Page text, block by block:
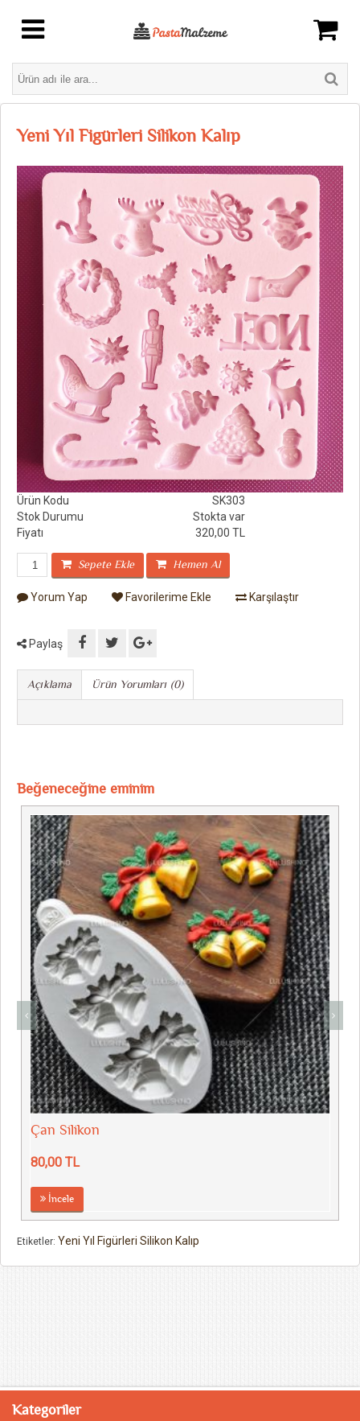
Yeni Yıl Figürleri Silikon Kalıp
Ürün Kodu
SK303
Stok Durumu
Stokta var
Fiyatı
320,00 TL
Sepete Ekle Hemen Al
Yorum Yap Favorilerime Ekle Karşılaştır
Paylaş
Açıklama Ürün Yorumları (0)
Beğeneceğine eminim
Çan Silikon
80,00 TL
İncele
Etiketler: Yeni Yıl Figürleri Silikon Kalıp
Kategoriler